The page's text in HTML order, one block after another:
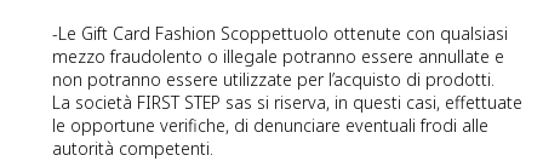
-Le Gift Card Fashion Scoppettuolo ottenute con qualsiasi
mezzo fraudolento o illegale potranno essere annullate e
non potranno essere utilizzate per l’acquisto di prodotti.
La società FIRST STEP sas si riserva, in questi casi, effettuate
le opportune verifiche, di denunciare eventuali frodi alle
autorità competenti.